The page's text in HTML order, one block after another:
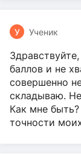
У Ученик
баллов и не
совершенно
складываю.
Как мне
точности